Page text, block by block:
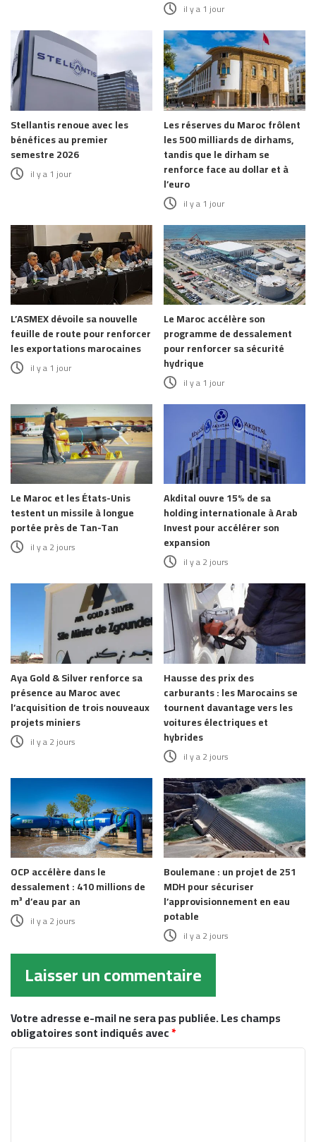
il y a 1 jour
Stellantis renoue avec les
bénéfices au premier
semestre 2026
il y a 1 jour
Les réserves du Maroc frôlent
les 500 milliards de dirhams,
tandis que le dirham se
renforce face au dollar et à
l’euro
il y a 1 jour
L’ASMEX dévoile sa nouvelle
feuille de route pour renforcer
les exportations marocaines
il y a 1 jour
Le Maroc accélère son
programme de dessalement
pour renforcer sa sécurité
hydrique
il y a 1 jour
Le Maroc et les États-Unis
testent un missile à longue
portée près de Tan-Tan
il y a 2 jours
Akdital ouvre 15% de sa
holding internationale à Arab
Invest pour accélérer son
expansion
il y a 2 jours
Aya Gold & Silver renforce sa
présence au Maroc avec
l’acquisition de trois nouveaux
projets miniers
il y a 2 jours
Hausse des prix des
carburants : les Marocains se
tournent davantage vers les
voitures électriques et
hybrides
il y a 2 jours
OCP accélère dans le
dessalement : 410 millions de
m³ d’eau par an
il y a 2 jours
Boulemane : un projet de 251
MDH pour sécuriser
l’approvisionnement en eau
potable
il y a 2 jours
Laisser un commentaire
Votre adresse e-mail ne sera pas publiée.Les champs
obligatoires sont indiqués avec*